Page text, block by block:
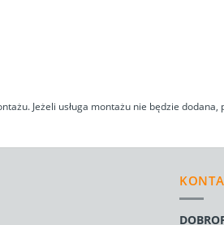
Jeżeli usługa montażu nie będzie